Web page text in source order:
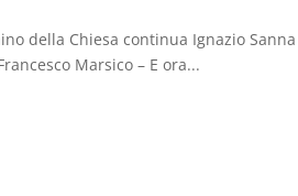
della Chiesa continua Ignazio Sanna
Marsico – E ora...